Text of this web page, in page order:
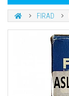
FIRAD